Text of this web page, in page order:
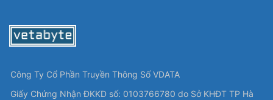
Công Ty Cổ Phần Truyền Thông Số VDATA
Giấy Chứng Nhận ĐKKD số: 0103766780 do Sở KHĐT TP Hà